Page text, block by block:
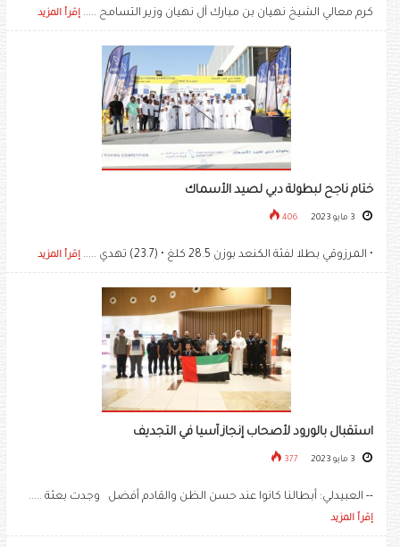
كرم معالي الشيخ نهيان بن مبارك آل نهيان وزير التسامح ..... إقرأ المزيد
ختام ناجح لبطولة دبي لصيد الأسماك
406
• المرزوقي بطلا لفئة الكنعد بوزن 28.5 كلغ • (23.7) تهدي ..... إقرأ المزيد
استقبال بالورود لأصحاب إنجاز آسيا في التجديف
377
-- العبيدلي: أبطالنا كانوا عند حسن الظن والقادم أفضل وجدت بعثة .....
إقرأ المزيد